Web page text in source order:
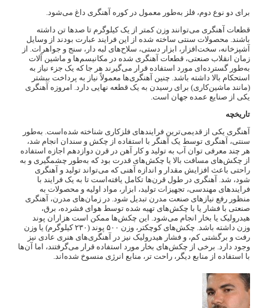
برای دو نوع دوم، فلز به‌طور معمول در کوره آهنگری داغ می‌شود.
قطعات آهنگری می‌توانند وزن کمتر از یک کیلوگرم تا صدها تن داشته
باشند. محصولات سنتی ساخته شده از این فرایند عبارت بودند از وسایل
آشپزخانه، سخت‌افزار، ابزار دستی، سلاح‌های لبه دار، سنج و جواهرات. از
زمان انقلاب صنعتی، قطعات آهنگری شده در مکانیسم‌ها و ماشین آلات
به‌طور گسترده‌ای مورد استفاده قرار می‌گیرند هر جا که یک جزء نیاز به
استحکام بالا داشته باشد. چنین آهنگری‌ها معمولاً نیاز به پرداخت بیشتر
(مانند ماشین‌کاری) برای رسیدن به یک قطعه نهایی دارد. امروزه آهنگری
یکی از صنایع عمده جهان است.
تاریخچه
آهنگری یکی از قدیمی‌ترین فرایندهای فلزکاری شناخته شده‌است. به‌طور
سنتی، آهنگری توسط یک آهنگر با استفاده از چکش و سندان انجام شد،
هر چند معرفی توان آب به تولید و کار آهن در قرن دوازدهم اجازه استفاده
از چکش‌های مسافت بالا یا چکش‌های قدرت بود که به‌طور چشمگیری و به
راحتی باعث افزایش مقدار و اندازه آهنی که می‌تواند تولید و آهنگری
شود، شد. آهنگری در طول قرن‌ها تکامل یافته‌است تا به یک فرایند با
فرایندهای مهندسی، تجهیزات تولید، ابزار، مواد اولیه و محصولات به
منظور رفع نیازهای صنعت مدرن تبدیل شود. در زمان‌های مدرن، آهنگری
صنعتی با فشار یا با چکش‌های تهیه شده توسط هوای فشرده، برق،
هیدرولیک یا بخار انجام می‌شود. این چکش‌ها ممکن است هزاران پوند
وزن داشته باشد. چکش‌های کوچکتر، وزن ۵۰۰ پوند (۲۳۰ کیلوگرم) یا وزن
رفت و برگشتی کم، و فشار هیدرولیک نیز در آهنگری‌های هنری عادی نیز
وجود دارد. برخی از چکش‌های بخار مورد استفاده قرار می‌گرفتند، اما آن‌ها
با استفاده از منابع دیگر، راحت تر، منابع انرژی منسوخ شده‌اند.